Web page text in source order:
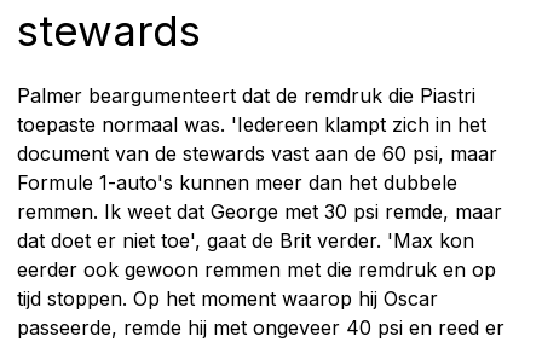
stewards
Palmer beargumenteert dat de remdruk die Piastri
toepaste normaal was. 'Iedereen klampt zich in het
document van de stewards vast aan de 60 psi, maar
Formule 1-auto's kunnen meer dan het dubbele
remmen. Ik weet dat George met 30 psi remde, maar
dat doet er niet toe', gaat de Brit verder. 'Max kon
eerder ook gewoon remmen met die remdruk en op
tijd stoppen. Op het moment waarop hij Oscar
passeerde, remde hij met ongeveer 40 psi en reed er